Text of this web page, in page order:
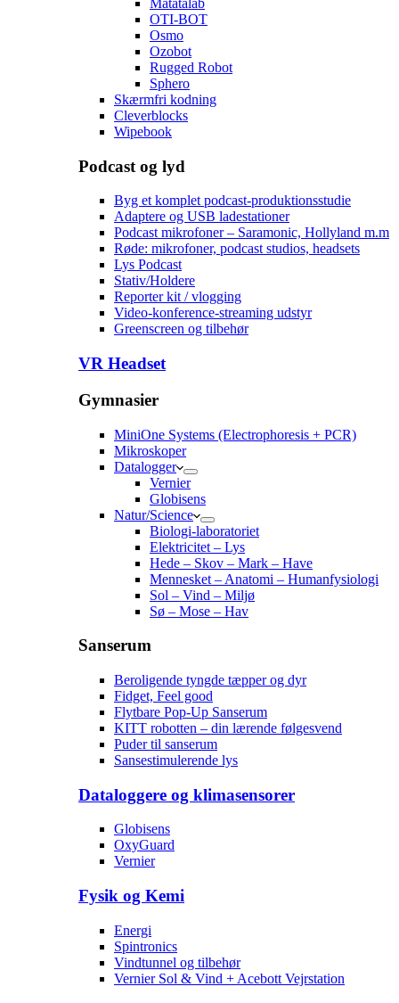
Matatalab
OTI-BOT
Osmo
Ozobot
Rugged Robot
Sphero
Skærmfri kodning
Cleverblocks
Wipebook
Podcast og lyd
Byg et komplet podcast-produktionsstudie
Adaptere og USB ladestationer
Podcast mikrofoner – Saramonic, Hollyland m.m
Røde: mikrofoner, podcast studios, headsets
Lys Podcast
Stativ/Holdere
Reporter kit / vlogging
Video-konference-streaming udstyr
Greenscreen og tilbehør
VR Headset
Gymnasier
MiniOne Systems (Electrophoresis + PCR)
Mikroskoper
Datalogger
Vernier
Globisens
Natur/Science
Biologi-laboratoriet
Elektricitet – Lys
Hede – Skov – Mark – Have
Mennesket – Anatomi – Humanfysiologi
Sol – Vind – Miljø
Sø – Mose – Hav
Sanserum
Beroligende tyngde tæpper og dyr
Fidget, Feel good
Flytbare Pop-Up Sanserum
KITT robotten – din lærende følgesvend
Puder til sanserum
Sansestimulerende lys
Dataloggere og klimasensorer
Globisens
OxyGuard
Vernier
Fysik og Kemi
Energi
Spintronics
Vindtunnel og tilbehør
Vernier Sol & Vind + Acebott Vejrstation